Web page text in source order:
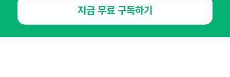
경기도 성남시 분당구 대왕판교로645번길 16
지금 무료 구독하기